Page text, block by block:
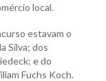
local.
estavam o
Silva; dos
e do
Fuchs Koch.